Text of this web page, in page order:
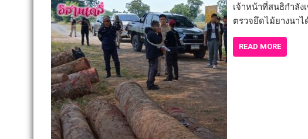
เจ้าหน้าที่สนธิกำลั
ตรวจยึดไม้ยางนา
READ MORE